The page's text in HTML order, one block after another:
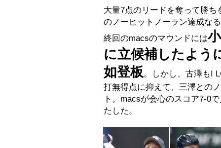
大量7点のリードを奪って勝
のノーヒットノーラン達成な
終回のmacsのマウンドには
に立候補したよう
如登板。しかし、古澤もI
打無得点に抑えて、三澤との
ト。macsが会心のスコア7-0
たした。